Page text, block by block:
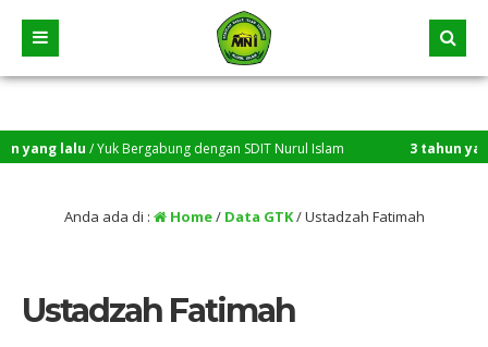
lalu/ Yuk Bergabung dengan SDIT Nurul Islam 3 tahun yang
Anda ada di : Home/ Data GTK/Ustadzah Fatimah
Ustadzah Fatimah